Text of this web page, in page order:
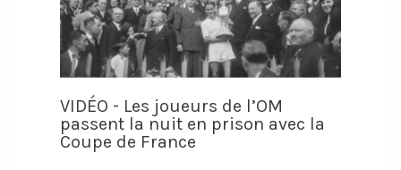
VIDÉO - Les joueurs de l’OM
passent la nuit en prison avec la
Coupe de France